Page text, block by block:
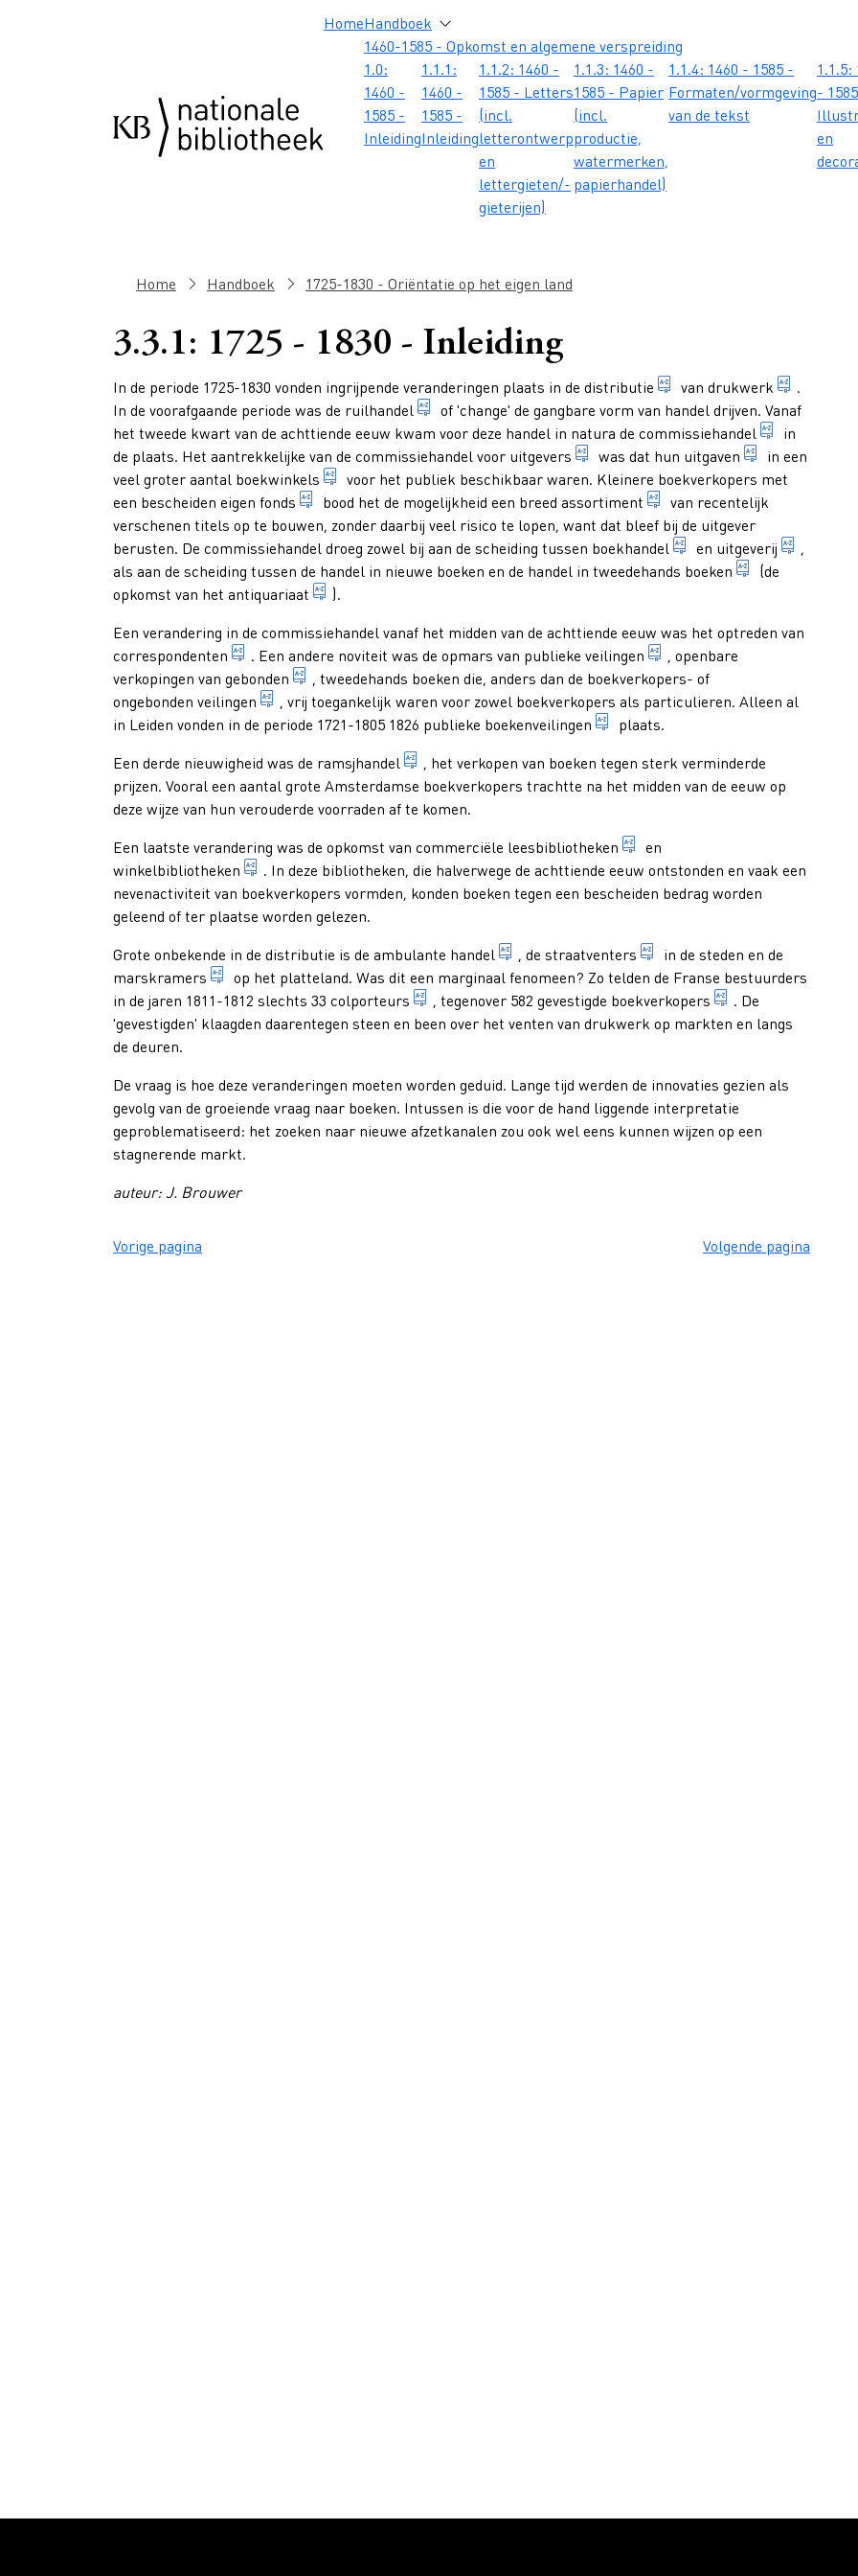
Hoofdnavigatie
HomeHandboek
1460-1585 - Opkomst en algemene verspreiding
1.0:
1460 -
1585 -
Inleiding
1.1.1:
1460 -
1585 -
Inleiding
1.1.2: 1460 -
1585 - Letters
(incl.
letterontwerp
en
lettergieten/-
gieterijen)
1.1.3: 1460 -
1585 - Papier
(incl.
productie,
watermerken,
papierhandel)
1.1.4: 1460 - 1585 -
Formaten/vormgeving
van de tekst
1.1.5:
-
en
Kruimelpad
Home Handboek 1725-1830 - Oriëntatie op het eigen land
3.3.1: 1725 - 1830 - Inleiding
Paragraphs
In de periode 1725-1830 vonden ingrijpende veranderingen plaats in de distributie 1. verspreiding van
van drukwerk
.
In de voorafgaande periode was de ruilhandel handel tussen drukkers-boekverkopers onderling, waarbij
of 'change' de gangbare vorm van handel drijven. Vanaf
het tweede kwart van de achttiende eeuw kwam voor deze handel in natura de commissiehandel handel in
in
de plaats. Het aantrekkelijke van de commissiehandel voor uitgevers 1. iemand die beroepshalve voor
was dat hun uitgaven 1.
in een
veel groter aantal boekwinkels bedrijf of winkel van een boekhandelaar, concern of keten of inkooporganisatie
voor het publiek beschikbaar waren. Kleinere boekverkopers met
een bescheiden eigen fonds geheel van alle titels die door een uitgever zijn of worden uitgegeven
bood het de mogelijkheid een breed assortiment boeken die een (uitgever-
van recentelijk
verschenen titels op te bouwen, zonder daarbij veel risico te lopen, want dat bleef bij de uitgever
berusten. De commissiehandel droeg zowel bij aan de scheiding tussen boekhandel economische
en uitgeverij
,
als aan de scheiding tussen de handel in nieuwe boeken en de handel in tweedehands boeken gebruikt boek
(de
opkomst van het antiquariaat bedrijf dat zich bezighoudt met de handel in oude, niet meer in de reguliere
).
Een verandering in de commissiehandel vanaf het midden van de achttiende eeuw was het optreden van
correspondenten
boekverkoper met wie een uitgever(-boekverkoper) regelmatige handelsbetrekkingen
. Een andere noviteit was de opmars van publieke veilingen veiling voor gebonden
, openbare
verkopingen van gebonden boek dat van een boekband is voorzien
, tweedehands boeken die, anders dan de boekverkopers- of
ongebonden veilingen
besloten veiling onder boekhandelaren van nieuwe, nog ongebonden boeken (vóór
, vrij toegankelijk waren voor zowel boekverkopers als particulieren. Alleen al
in Leiden vonden in de periode 1721-1805 1826 publieke boekenveilingen veiling waar boeken worden verkocht
plaats.
Een derde nieuwigheid was de ramsjhandel boekhandel gespecialiseerd in de verkoop van sterk in prijs
, het verkopen van boeken tegen sterk verminderde
prijzen. Vooral een aantal grote Amsterdamse boekverkopers trachtte na het midden van de eeuw op
deze wijze van hun verouderde voorraden af te komen.
Een laatste verandering was de opkomst van commerciële leesbibliotheken door een boekverkoper of
en
winkelbibliotheken
commercieel bedrijf dat - al dan niet als nevenactiviteit - tegen betaling boeken
. In deze bibliotheken, die halverwege de achttiende eeuw ontstonden en vaak een
nevenactiviteit van boekverkopers vormden, konden boeken tegen een bescheiden bedrag worden
geleend of ter plaatse worden gelezen.
Grote onbekende in de distributie is de ambulante handel handel in drukwerk die niet vanuit een
, de straatventers verkoper van goederen
in de steden en de
marskramers
rondreizende handelaar die zijn waren (waaronder boeken) aan voorbijgangers op straat
op het platteland. Was dit een marginaal fenomeen? Zo telden de Franse bestuurders
in de jaren 1811-1812 slechts 33 colporteurs iemand die boeken of tijdschriften verkoopt door ze op de
, tegenover 582 gevestigde boekverkopers boekhandelaar
. De
'gevestigden' klaagden daarentegen steen en been over het venten van drukwerk op markten en langs
de deuren.
De vraag is hoe deze veranderingen moeten worden geduid. Lange tijd werden de innovaties gezien als
gevolg van de groeiende vraag naar boeken. Intussen is die voor de hand liggende interpretatie
geproblematiseerd: het zoeken naar nieuwe afzetkanalen zou ook wel eens kunnen wijzen op een
stagnerende markt.
auteur: J. Brouwer
Vorige pagina Volgende pagina